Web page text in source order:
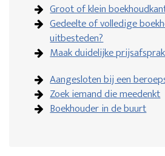
Groot of klein
Gedeelte of volledige
uitbesteden?
Maak duidelijke
Aangesloten bij een
Zoek iemand die meedenkt
Boekhouder in de buurt